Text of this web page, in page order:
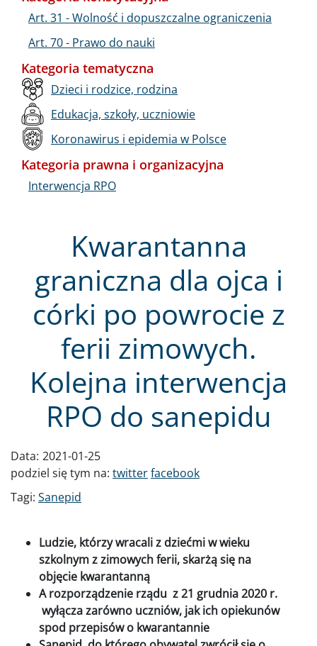
Kwarantanna
graniczna dla ojca i
córki po powrocie z
ferii zimowych.
Kolejna interwencja
RPO do sanepidu
Data: 2021-01-25
podziel się tym na: twitterfacebook
Tagi: Sanepid
Ludzie, którzy wracali z dziećmi w wieku
szkolnym z zimowych ferii, skarżą się na
objęcie kwarantanną
A rozporządzenie rządu z 21 grudnia 2020 r.
wyłącza zarówno uczniów, jak ich opiekunów
spod przepisów o kwarantannie
Art. 31 - Wolność i dopuszczalne ograniczenia
Art. 70 - Prawo do nauki
Kategoria tematyczna
Dzieci i rodzice, rodzina
Edukacja, szkoły, uczniowie
Koronawirus i epidemia w Polsce
Kategoria prawna i organizacyjna
Interwencja RPO